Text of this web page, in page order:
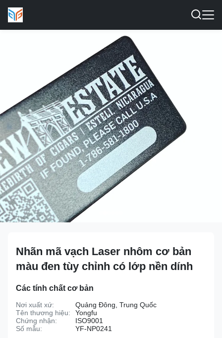
Nhãn mã vạch Laser nhôm cơ bản
màu đen tùy chỉnh có lớp nền dính
Các tính chất cơ bản
Nơi xuất xứ:
Quảng Đông, Trung Quốc
Tên thương hiệu:
Yongfu
Chứng nhận:
ISO9001
Số mẫu:
YF-NP0241